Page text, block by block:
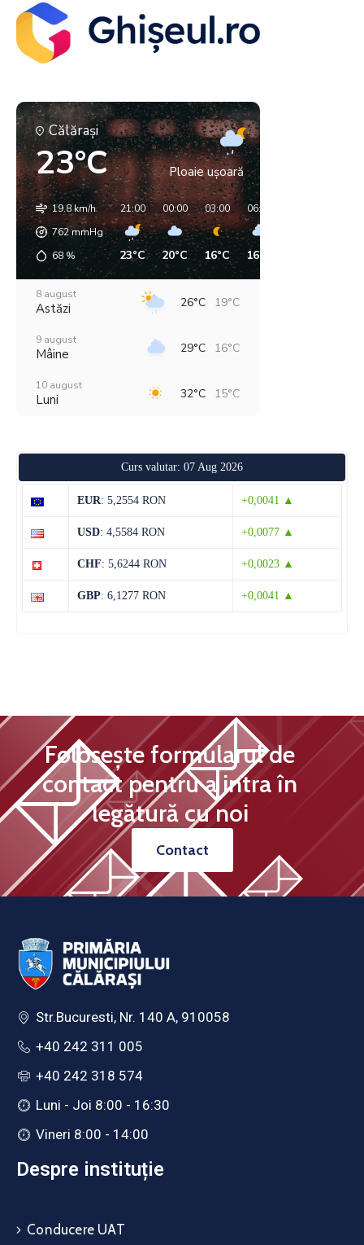
Călăraşi
23°C Ploaie ușoară
19.8 km/h
762mmHg
68%
21:00
23°C
00:00
20°C
03:00
16°C
06:00
16°C
8 august
Astăzi 26°C 19°C
9 august
Mâine 29°C 16°C
10 august
Luni 32°C 15°C
29°C 20°C
Joi
14 august
Curs valutar: 07 Aug 2026
EUR: 5,2554 RON +0,0041 ▲
USD: 4,5584 RON +0,0077 ▲
CHF: 5,6244 RON +0,0023 ▲
GBP: 6,1277 RON +0,0041 ▲
Folosește formularul de
contact pentru a intra în
legătură cu noi
Contact
Str.Bucuresti, Nr. 140 A, 910058
+40 242 311 005
+40 242 318 574
Luni - Joi 8:00 - 16:30
Vineri 8:00 - 14:00
Despre instituție
Conducere UAT